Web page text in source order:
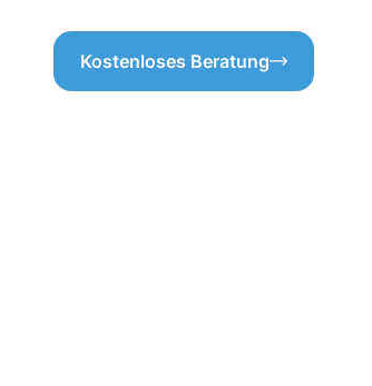
Kostenloses Beratung